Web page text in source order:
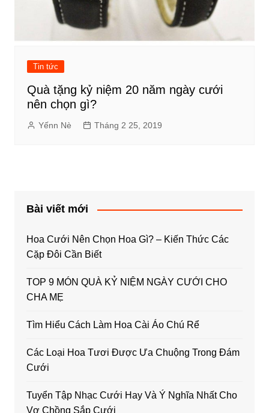
Tin tức
Quà tặng kỷ niệm 20 năm ngày cưới
nên chọn gì?
Yếnn Nè Tháng 2 25, 2019
Bài viết mới
Hoa Cưới Nên Chọn Hoa Gì? – Kiến Thức Các
Cặp Đôi Cần Biết
TOP 9 MÓN QUÀ KỶ NIỆM NGÀY CƯỚI CHO
CHA MẸ
Tìm Hiểu Cách Làm Hoa Cài Áo Chú Rể
Các Loại Hoa Tươi Được Ưa Chuộng Trong Đám
Cưới
Tuyển Tập Nhạc Cưới Hay Và Ý Nghĩa Nhất Cho
Vợ Chồng Sắp Cưới